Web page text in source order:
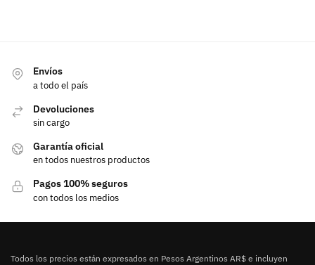
Envíos
a todo el país
Devoluciones
sin cargo
Garantía oficial
en todos nuestros productos
Pagos 100% seguros
con todos los medios
Todos los precios están expresados en Pesos Argentinos AR$ e incluyen